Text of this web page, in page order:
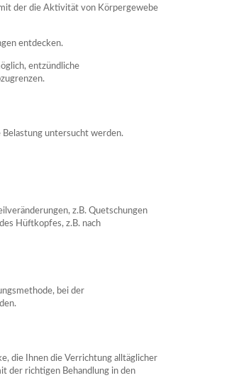
der die Aktivität von Körpergewebe
entdecken.
entzündliche
untersucht werden.
z.B. Quetschungen
Hüftkopfes, z.B. nach
bei der
die Ihnen die Verrichtung alltäglicher
der richtigen Behandlung in den